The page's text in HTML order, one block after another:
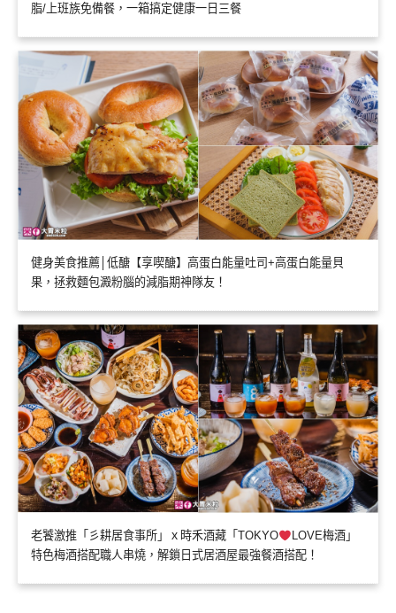
脂/上班族免備餐，一箱搞定健康一日三餐
健身美食推薦│低醣【享喫醣】高蛋白能量吐司+高蛋白能量貝
果，拯救麵包澱粉腦的減脂期神隊友！
老饕激推「彡耕居食事所」ｘ時禾酒藏「TOKYO
LOVE梅酒」
特色梅酒搭配職人串燒，解鎖日式居酒屋最強餐酒搭配！